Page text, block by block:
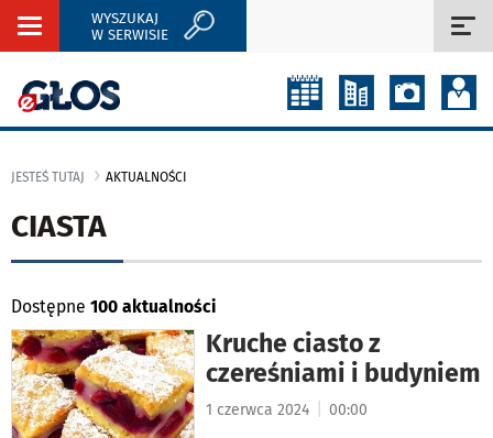
Rozwiń
WYSZUKAJ
W SERWISIE
JESTEŚ TUTAJ AKTUALNOŚCI
CIASTA
Dostępne 100 aktualności
Kruche ciasto z
czereśniami i budyniem
1 czerwca 2024 00:00